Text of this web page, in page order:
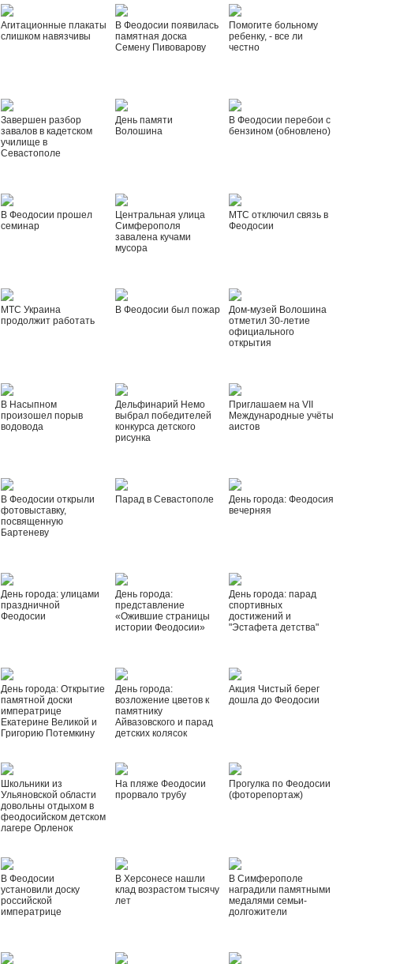
Агитационные плакаты
слишком навязчивы
В Феодосии появилась
памятная доска
Семену Пивоварову
Помогите больному
ребенку, - все ли
честно
Завершен разбор
завалов в кадетском
училище в
Севастополе
День памяти
Волошина
В Феодосии перебои с
бензином (обновлено)
В Феодосии прошел
семинар
Центральная улица
Симферополя
завалена кучами
мусора
МТС отключил связь в
Феодосии
МТС Украина
продолжит работать
В Феодосии был пожар
Дом-музей Волошина
отметил 30-летие
официального
открытия
В Насыпном
произошел порыв
водовода
Дельфинарий Немо
выбрал победителей
конкурса детского
рисунка
Приглашаем на VII
Международные учёты
аистов
В Феодосии открыли
фотовыставку,
посвященную
Бартеневу
Парад в Севастополе
День города: Феодосия
вечерняя
День города: улицами
праздничной
Феодосии
День города:
представление
«Ожившие страницы
истории Феодосии»
День города: парад
спортивных
достижений и
"Эстафета детства"
День города: Открытие
памятной доски
императрице
Екатерине Великой и
Григорию Потемкину
День города:
возложение цветов к
памятнику
Айвазовского и парад
детских колясок
Акция Чистый берег
дошла до Феодосии
Школьники из
Ульяновской области
довольны отдыхом в
феодосийском детском
лагере Орленок
На пляже Феодосии
прорвало трубу
Прогулка по Феодосии
(фоторепортаж)
В Феодосии
установили доску
российской
императрице
В Херсонесе нашли
клад возрастом тысячу
лет
В Симферополе
наградили памятными
медалями семьи-
долгожители